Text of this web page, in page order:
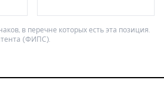
в перечне которых есть эта позиция.
(ФИПС).